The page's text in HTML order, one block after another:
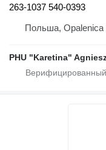
263-1037 540-0393
Польша, Opalenica
PHU "Karetina"